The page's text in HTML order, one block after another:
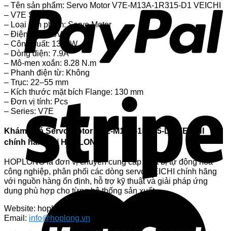
– Tên sản phẩm: Servo Motor V7E-M13A-1R315-D1 VEICHI
– V7E Series
– Loại sản phẩm: Servo Motor
– Điện áp: 220V
– Công suất: 1300W
– Dòng điện: 7.9A
– Mô-men xoắn: 8.28 N.m
– Phanh điện từ: Không
– Trục: 22–55 mm
– Kích thước mặt bích Flange: 130 mm
– Đơn vị tính: Pcs
– Series: V7E
Khám phá Servo Motor V7E-M13A-1R315-D1 VEICHI
chính hãng tại HOPLONG
HOPLONG là đơn vị chuyên cung cấp thiết bị tự động hóa
công nghiệp, phân phối các dòng servo VEICHI chính hãng
với nguồn hàng ổn định, hỗ trợ kỹ thuật và giải pháp ứng
dụng phù hợp cho từng hệ thống sản xuất.
Website: hoplongtech.com
Email: info@hoplong.vn